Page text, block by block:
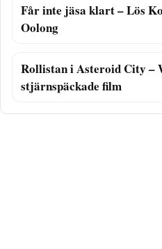
Får inte jäsa klart – Lös
Oolong
Rollistan i Asteroid City –
stjärnspäckade film